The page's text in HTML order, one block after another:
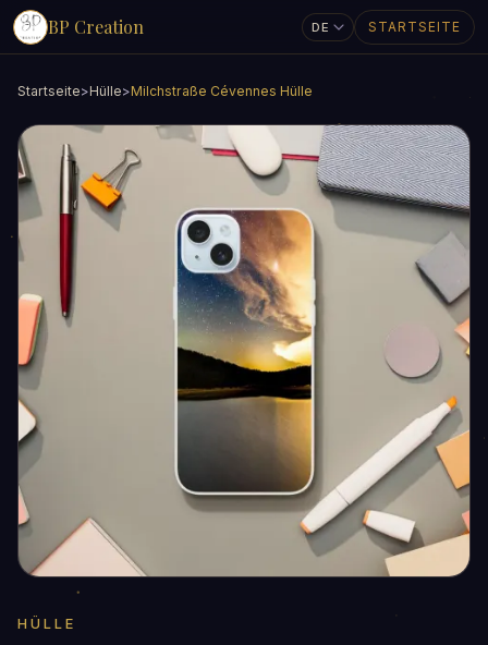
BP Creation STARTSEITE
Startseite>Hülle>Milchstraße Cévennes Hülle
HÜLLE